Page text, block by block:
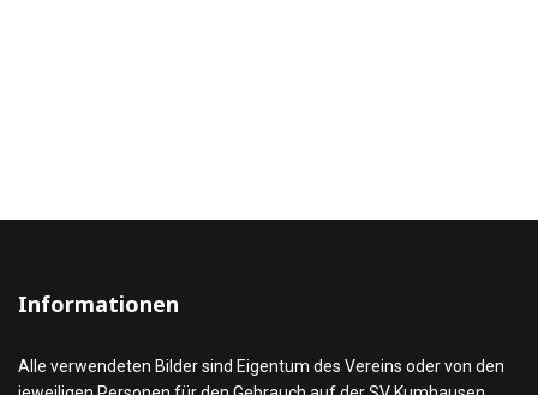
Informationen
Alle verwendeten Bilder sind Eigentum des Vereins oder von den